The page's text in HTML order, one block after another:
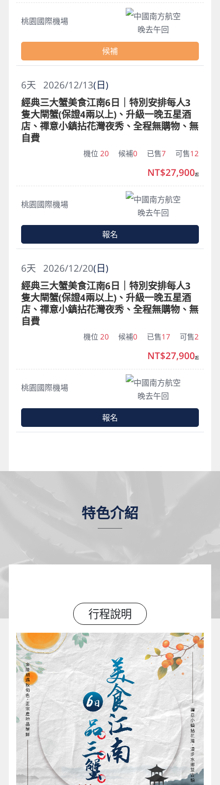
特色介紹
行程說明
桃園國際機場
中國南方航空
晚去午回
候補
2026/12/13(日)
6天
經典三大蟹美食江南6日｜特別安排每人3
隻大閘蟹(保證4兩以上)、升級一晚五星酒
店、禪意小鎮拈花灣夜秀、全程無購物、無
自費
機位 20 候補0 已售7 可售12
桃園國際機場
中國南方航空
晚去午回
NT$27,900起
報名
2026/12/20(日)
6天
經典三大蟹美食江南6日｜特別安排每人3
隻大閘蟹(保證4兩以上)、升級一晚五星酒
店、禪意小鎮拈花灣夜秀、全程無購物、無
自費
機位 20 候補0 已售17 可售2
桃園國際機場
中國南方航空
晚去午回
NT$27,900起
報名